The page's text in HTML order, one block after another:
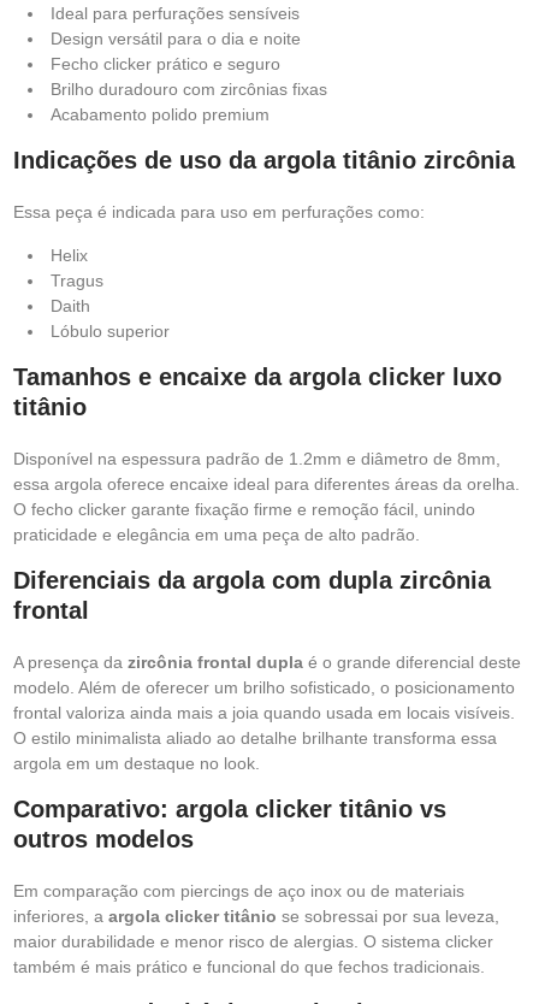
Ideal para perfurações sensíveis
Design versátil para o dia e noite
Fecho clicker prático e seguro
Brilho duradouro com zircônias fixas
Acabamento polido premium
Indicações de uso da argola titânio zircônia
Essa peça é indicada para uso em perfurações como:
Helix
Tragus
Daith
Lóbulo superior
Tamanhos e encaixe da argola clicker luxo
titânio
Disponível na espessura padrão de 1.2mm e diâmetro de 8mm,
essa argola oferece encaixe ideal para diferentes áreas da orelha.
O fecho clicker garante fixação firme e remoção fácil, unindo
praticidade e elegância em uma peça de alto padrão.
Diferenciais da argola com dupla zircônia
frontal
A presença da zircônia frontal dupla é o grande diferencial deste
modelo. Além de oferecer um brilho sofisticado, o posicionamento
frontal valoriza ainda mais a joia quando usada em locais visíveis.
O estilo minimalista aliado ao detalhe brilhante transforma essa
argola em um destaque no look.
Comparativo: argola clicker titânio vs
outros modelos
Em comparação com piercings de aço inox ou de materiais
inferiores, a argola clicker titânio se sobressai por sua leveza,
maior durabilidade e menor risco de alergias. O sistema clicker
também é mais prático e funcional do que fechos tradicionais.